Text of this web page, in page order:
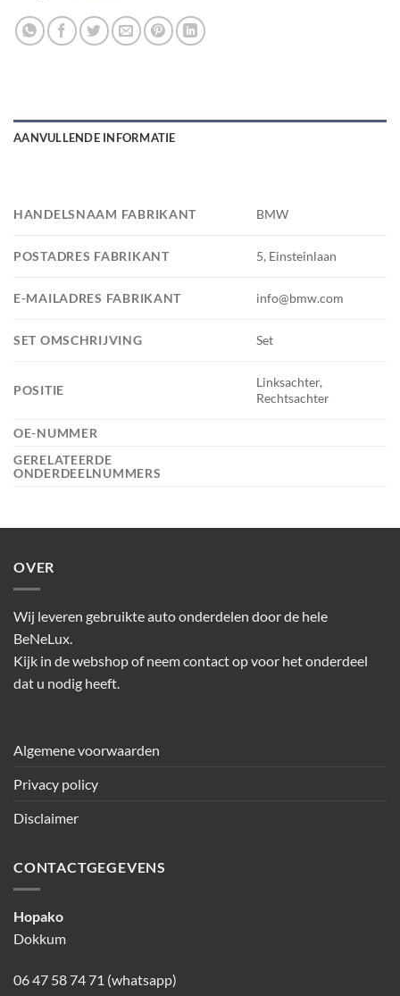
AANVULLENDE INFORMATIE
HANDELSNAAM FABRIKANT BMW
POSTADRES FABRIKANT 5, Einsteinlaan
E-MAILADRES FABRIKANT info@bmw.com
SET OMSCHRIJVING Set
POSITIE
Linksachter,
Rechtsachter
OE-NUMMER
GERELATEERDE
ONDERDEELNUMMERS
OVER
Wij leveren gebruikte auto onderdelen door de hele
BeNeLux.
Kijk in de webshop of neem contact op voor het onderdeel
dat u nodig heeft.
Algemene voorwaarden
Privacy policy
Disclaimer
CONTACTGEGEVENS
Hopako
Dokkum
06 47 58 74 71 (whatsapp)